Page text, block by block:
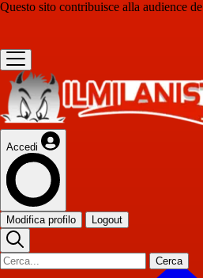
Questo sito contribuisce alla audience de
Accedi
Modifica profilo Logout
Cerca